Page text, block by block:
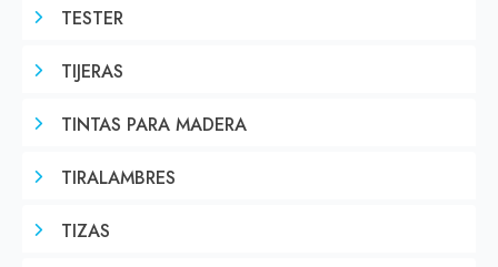
TESTER
TIJERAS
TINTAS PARA MADERA
TIRALAMBRES
TIZAS